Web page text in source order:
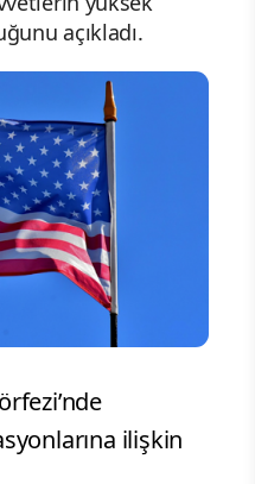
açıkladı.
ilişkin